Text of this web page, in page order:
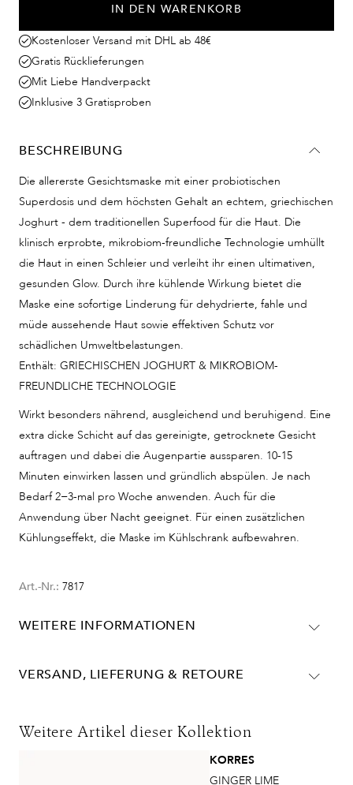
IN DEN WARENKORB
Kostenloser Versand mit DHL ab 48€
Gratis Rücklieferungen
Mit Liebe Handverpackt
Inklusive 3 Gratisproben
BESCHREIBUNG
Die allererste Gesichtsmaske mit einer probiotischen
Superdosis und dem höchsten Gehalt an echtem, griechischen
Joghurt - dem traditionellen Superfood für die Haut. Die
klinisch erprobte, mikrobiom-freundliche Technologie umhüllt
die Haut in einen Schleier und verleiht ihr einen ultimativen,
gesunden Glow. Durch ihre kühlende Wirkung bietet die
Maske eine sofortige Linderung für dehydrierte, fahle und
müde aussehende Haut sowie effektiven Schutz vor
schädlichen Umweltbelastungen.
Enthält: GRIECHISCHEN JOGHURT & MIKROBIOM-
FREUNDLICHE TECHNOLOGIE
Wirkt besonders nährend, ausgleichend und beruhigend. Eine
extra dicke Schicht auf das gereinigte, getrocknete Gesicht
auftragen und dabei die Augenpartie aussparen. 10-15
Minuten einwirken lassen und gründlich abspülen. Je nach
Bedarf 2−3-mal pro Woche anwenden. Auch für die
Anwendung über Nacht geeignet. Für einen zusätzlichen
Kühlungseffekt, die Maske im Kühlschrank aufbewahren.
Art.-Nr.: 7817
WEITERE INFORMATIONEN
STEARATE, DIISOSTEARYL MALATE, PRUNUS
ALCOHOLS, ISOAMYL LAURATE, PRUNUS
VERSAND, LIEFERUNG & RETOURE
DHL
Weitere Artikel dieser Kollektion
KORRES
GINGER LIME